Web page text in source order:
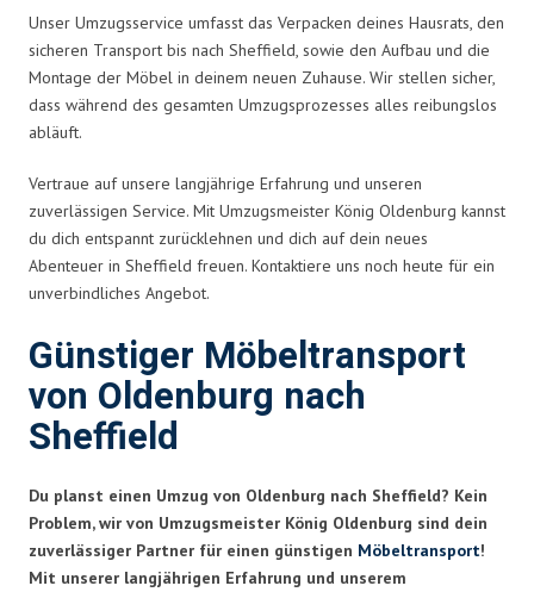
Unser Umzugsservice umfasst das Verpacken deines Hausrats, den
sicheren Transport bis nach Sheffield, sowie den Aufbau und die
Montage der Möbel in deinem neuen Zuhause. Wir stellen sicher,
dass während des gesamten Umzugsprozesses alles reibungslos
abläuft.
Vertraue auf unsere langjährige Erfahrung und unseren
zuverlässigen Service. Mit Umzugsmeister König Oldenburg kannst
du dich entspannt zurücklehnen und dich auf dein neues
Abenteuer in Sheffield freuen. Kontaktiere uns noch heute für ein
unverbindliches Angebot.
Günstiger Möbeltransport
von Oldenburg nach
Sheffield
Du planst einen Umzug von Oldenburg nach Sheffield? Kein
Problem, wir von Umzugsmeister König Oldenburg sind dein
zuverlässiger Partner für einen günstigen Möbeltransport!
Mit unserer langjährigen Erfahrung und unserem